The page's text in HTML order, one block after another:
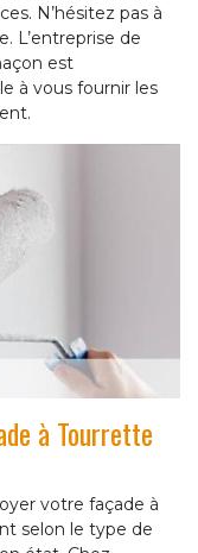
N’hésitez pas à
L’entreprise de
est
à vous fournir les
à Tourrette
votre façade à
selon le type de